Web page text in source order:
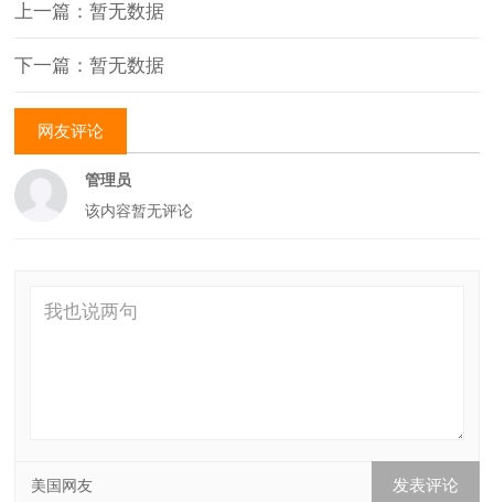
上一篇：暂无数据
下一篇：暂无数据
网友评论
管理员
该内容暂无评论
美国网友